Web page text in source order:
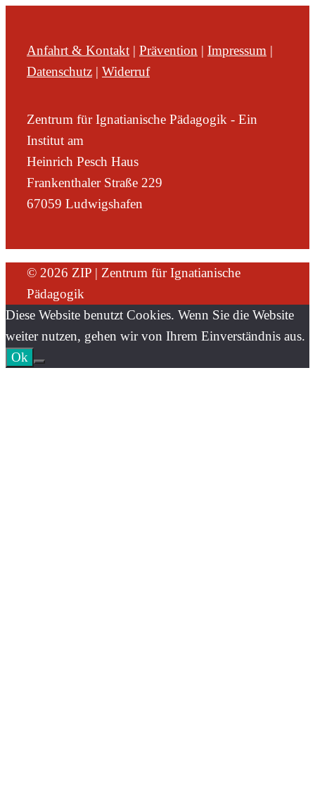
Anfahrt & Kontakt | Prävention | Impressum |
Datenschutz | Widerruf
Zentrum für Ignatianische Pädagogik - Ein
Institut am
Heinrich Pesch Haus
Frankenthaler Straße 229
67059 Ludwigshafen
© 2026 ZIP | Zentrum für Ignatianische
Pädagogik
Diese Website benutzt Cookies. Wenn Sie die Website
weiter nutzen, gehen wir von Ihrem Einverständnis aus.
Ok